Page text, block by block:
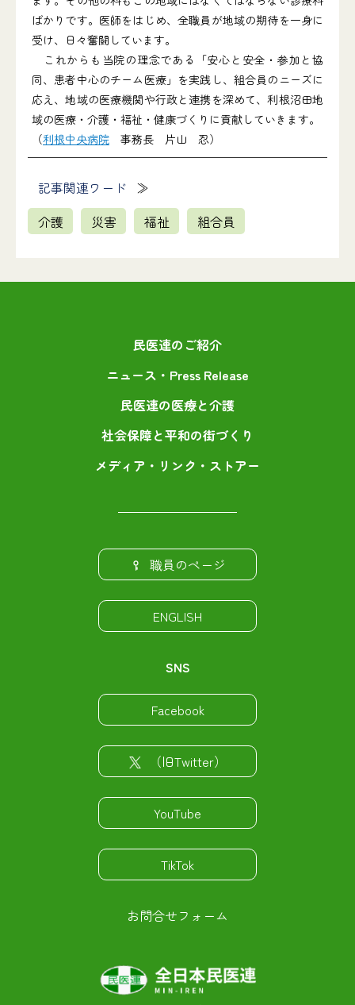
ばかりです。医師をはじめ、全職員が地域の期待を一身に
受け、日々奮闘しています。
これからも当院の理念である「安心と安全・参加と協
同、患者中心のチーム医療」を実践し、組合員のニーズに
応え、地域の医療機関や行政と連携を深めて、利根沼田地
域の医療・介護・福祉・健康づくりに貢献していきます。
（利根中央病院 事務長 片山 忍）
記事関連ワード
介護
災害 福祉 組合員
民医連のご紹介
ニュース・Press Release
民医連の医療と介護
社会保障と平和の街づくり
メディア・リンク・ストアー
職員のページ
ENGLISH
SNS
Facebook
（旧Twitter）
YouTube
TikTok
お問合せフォーム